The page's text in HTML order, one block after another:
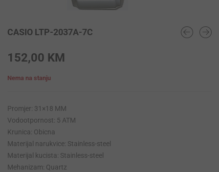
CASIO LTP-2037A-7C
152,00 KM
Nema na stanju
Promjer: 31×18 MM
Vodootpornost: 5 ATM
Krunica: Obicna
Materijal narukvice: Stainless-steel
Materijal kucista: Stainless-steel
Mehanizam: Quartz